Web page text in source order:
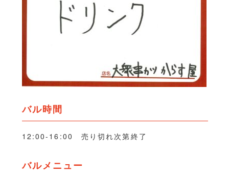
バル時間
12:00-16:00 売り切れ次第終了
バルメニュー